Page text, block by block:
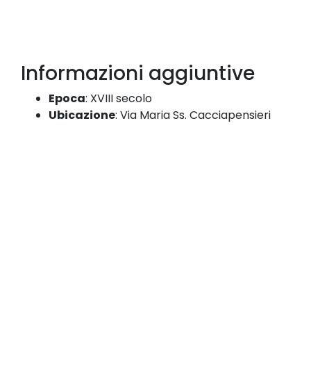
Informazioni aggiuntive
Epoca: XVIII secolo
Ubicazione: Via Maria Ss. Cacciapensieri